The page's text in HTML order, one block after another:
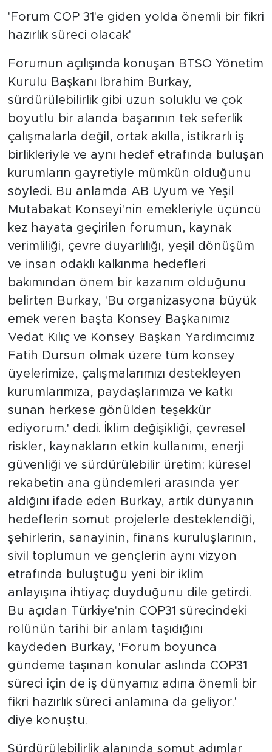
'Forum COP 31'e giden yolda önemli bir fikri
hazırlık süreci olacak'
Forumun açılışında konuşan BTSO Yönetim
Kurulu Başkanı İbrahim Burkay,
sürdürülebilirlik gibi uzun soluklu ve çok
boyutlu bir alanda başarının tek seferlik
çalışmalarla değil, ortak akılla, istikrarlı iş
birlikleriyle ve aynı hedef etrafında buluşan
kurumların gayretiyle mümkün olduğunu
söyledi. Bu anlamda AB Uyum ve Yeşil
Mutabakat Konseyi'nin emekleriyle üçüncü
kez hayata geçirilen forumun, kaynak
verimliliği, çevre duyarlılığı, yeşil dönüşüm
ve insan odaklı kalkınma hedefleri
bakımından önem bir kazanım olduğunu
belirten Burkay, 'Bu organizasyona büyük
emek veren başta Konsey Başkanımız
Vedat Kılıç ve Konsey Başkan Yardımcımız
Fatih Dursun olmak üzere tüm konsey
üyelerimize, çalışmalarımızı destekleyen
kurumlarımıza, paydaşlarımıza ve katkı
sunan herkese gönülden teşekkür
ediyorum.' dedi. İklim değişikliği, çevresel
riskler, kaynakların etkin kullanımı, enerji
güvenliği ve sürdürülebilir üretim; küresel
rekabetin ana gündemleri arasında yer
aldığını ifade eden Burkay, artık dünyanın
hedeflerin somut projelerle desteklendiği,
şehirlerin, sanayinin, finans kuruluşlarının,
sivil toplumun ve gençlerin aynı vizyon
etrafında buluştuğu yeni bir iklim
anlayışına ihtiyaç duyduğunu dile getirdi.
Bu açıdan Türkiye'nin COP31 sürecindeki
rolünün tarihi bir anlam taşıdığını
kaydeden Burkay, 'Forum boyunca
gündeme taşınan konular aslında COP31
süreci için de iş dünyamız adına önemli bir
fikri hazırlık süreci anlamına da geliyor.'
diye konuştu.
Sürdürülebilirlik alanında somut adımlar